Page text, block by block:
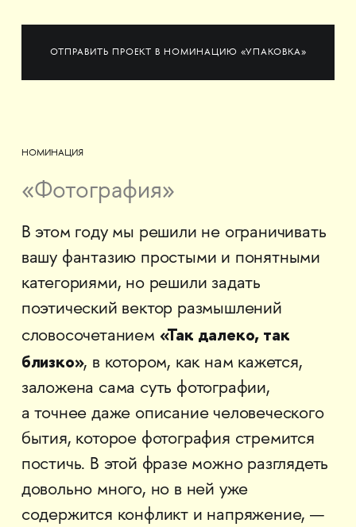
ОТПРАВИТЬ ПРОЕКТ В НОМИНАЦИЮ «УПАКОВКА»
НОМИНАЦИЯ
«Фотография»
В этом году мы решили не ограничивать
вашу фантазию простыми и понятными
категориями, но решили задать
поэтический вектор размышлений
словосочетанием «Так далеко, так
близко», в котором, как нам кажется,
заложена сама суть фотографии,
а точнее даже описание человеческого
бытия, которое фотография стремится
постичь. В этой фразе можно разглядеть
довольно много, но в ней уже
содержится конфликт и напряжение, —